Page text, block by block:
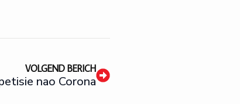
VOLGEND BERICH
nao Corona